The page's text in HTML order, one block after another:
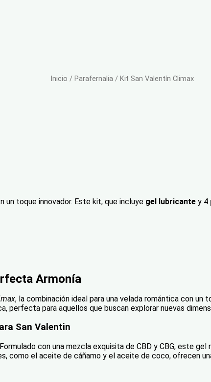
Inicio /Parafernalia / Kit San Valentín Climax
un toque innovador. Este kit, que incluye gel lubricante y 4
Armonía
, la combinación ideal para una velada romántica con un
perfecta para aquellos que buscan explorar nuevas
San Valentin
con una mezcla exquisita de CBD y CBG, este gel
como el aceite de cáñamo y el aceite de coco, ofrecen